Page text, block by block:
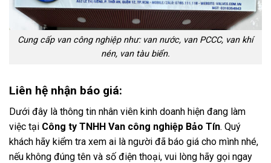
Cung cấp van công nghiệp như: van nước, van PCCC, van khí
nén, van tàu biển.
Liên hệ nhận báo giá:
Dưới đây là thông tin nhân viên kinh doanh hiện đang làm
việc tại Công ty TNHH Van công nghiệp Bảo Tín. Quý
khách hãy kiểm tra xem ai là người đã báo giá cho mình nhé,
nếu không đúng tên và số điện thoại, vui lòng hãy gọi ngay